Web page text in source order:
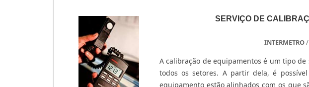
das calibrações, monitoramentos e
de um laboratório de ensaios e
esses laboratórios?Ao pesquisar por
competências técnicas e preenchimentos
SERVIÇO DE
INTERMETRO/
A calibração de equipamentos é um tipo
todos os setores. A partir dela, é
equipamento estão alinhados com os que